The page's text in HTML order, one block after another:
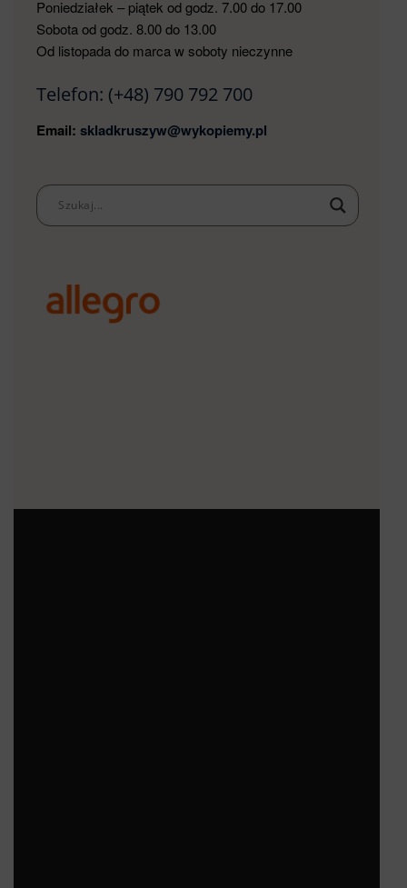
Poniedziałek – piątek od godz. 7.00 do 17.00
Sobota od godz. 8.00 do 13.00
Od listopada do marca w soboty nieczynne
Telefon: (+48) 790 792 700
Email: skladkruszyw@wykopiemy.pl